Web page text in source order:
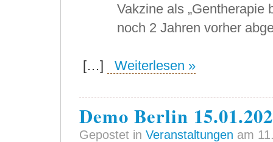
Vakzine als
noch 2 Jahren vorher
[…] Weiterlesen »
Demo Berlin
Gepostet in Veranstaltungen am